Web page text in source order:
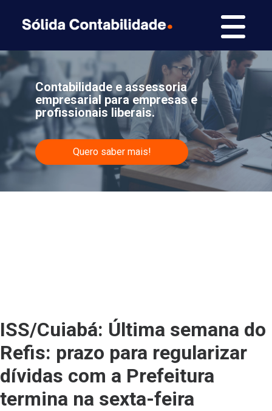
Contabilidade e assessoria
empresarial para empresas e
profissionais liberais.
Quero saber mais!
ISS/Cuiabá: Última semana do
Refis: prazo para regularizar
dívidas com a Prefeitura
termina na sexta-feira